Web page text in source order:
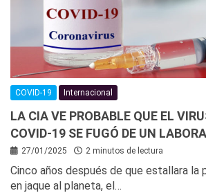
COVID-19 Internacional
LA CIA VE PROBABLE QUE EL
COVID-19 SE FUGÓ DE UN
27/01/2025 2 minutos de lectura
Cinco años después de que estallara la
en jaque al planeta, el…